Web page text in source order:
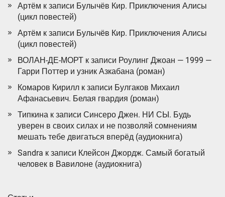
Артём к записи Булычёв Кир. Приключения Алисы
(цикл повестей)
Артём к записи Булычёв Кир. Приключения Алисы
(цикл повестей)
ВОЛАН-ДЕ-МОРТ к записи Роулинг Джоан — 1999 —
Гарри Поттер и узник Азкабана (роман)
Комаров Кирилл к записи Булгаков Михаил
Афанасьевич. Белая гвардия (роман)
Типкина к записи Синсеро Джен. НИ СЫ. Будь
уверен в своих силах и не позволяй сомнениям
мешать тебе двигаться вперёд (аудиокнига)
Sandra к записи Клейсон Джордж. Самый богатый
человек в Вавилоне (аудиокнига)